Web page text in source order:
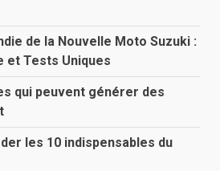
de la Nouvelle Moto Suzuki :
et Tests Uniques
qui peuvent générer des
les 10 indispensables du